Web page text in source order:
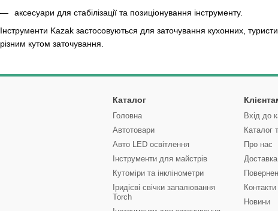
аксесуари для стабілізації та позиціонування інструменту.
Інструменти Kazak застосовуються для заточування кухонних,
різним кутом заточування.
Каталог
Головна
Автотовари
Авто LED освітлення
Інструменти для майстрів
Кутоміри та інклінометри
Іридієві свічки запалювання
Torch
Вхід до
Каталог
Про нас
Контакти
Новини